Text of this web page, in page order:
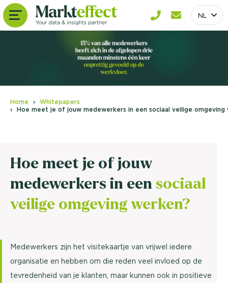
NL
Home
Whitepapers
Hoe meet je of jouw medewerkers in een sociaal veilige omgeving
Hoe meet je of jouw
medewerkers in een sociaal
veilige omgeving werken?
Medewerkers zijn het visitekaartje van vrijwel iedere
organisatie en hebben om die reden veel invloed op de
tevredenheid van je klanten, maar kunnen ook in positieve